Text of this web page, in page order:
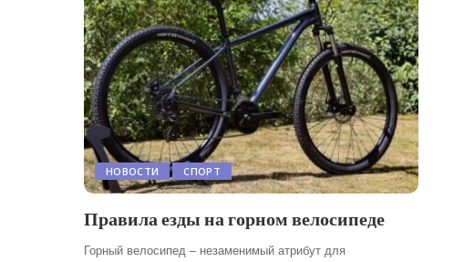
НОВОСТИ СПОРТ
Правила езды на горном велосипеде
Горный велосипед – незаменимый атрибут для